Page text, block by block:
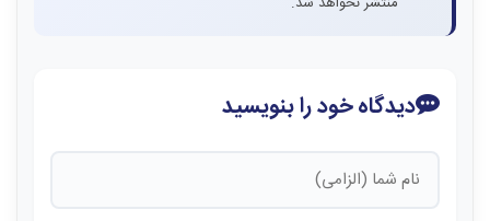
دیدگاه خود را بنویسید